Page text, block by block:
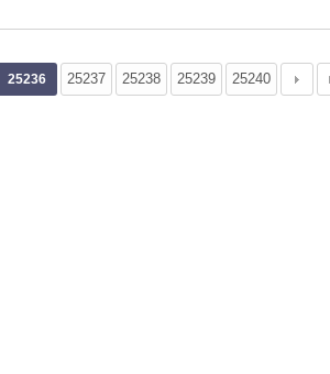
25236 25237 25238 25239 25240